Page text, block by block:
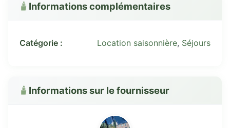
Informations complémentaires
Catégorie : Location saisonnière, Séjours
Informations sur le fournisseur